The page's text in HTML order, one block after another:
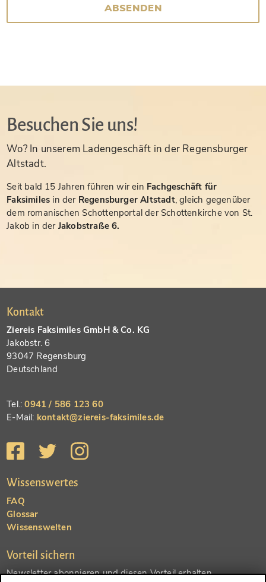
ABSENDEN
Besuchen Sie uns!
Wo? In unserem Ladengeschäft in der Regensburger
Altstadt.
Seit bald 15 Jahren führen wir ein Fachgeschäft für
Faksimiles in der Regensburger Altstadt, gleich gegenüber
dem romanischen Schottenportal der Schottenkirche von St.
Jakob in der Jakobstraße 6.
Kontakt
Ziereis Faksimiles GmbH & Co. KG
Jakobstr. 6
93047 Regensburg
Deutschland
Tel.:0941 / 586 123 60
E-Mail: kontakt@ziereis-faksimiles.de
Wissenswertes
FAQ
Glossar
Wissenswelten
Vorteil sichern
Newsletter abonnieren und diesen Vorteil erhalten